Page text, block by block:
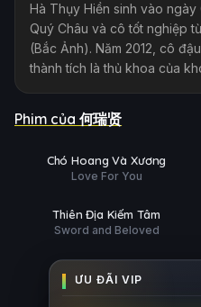
Hà Thụy Hiền sinh vào ngày
Quý Châu và cô tốt nghiệp
(Bắc Ảnh). Năm 2012, cô
thành tích là thủ khoa của
Phim của 何瑞贤
29/32
Chó Hoang Và Xương
Love For You
Thiên Địa Kiếm Tâm
Sword and Beloved